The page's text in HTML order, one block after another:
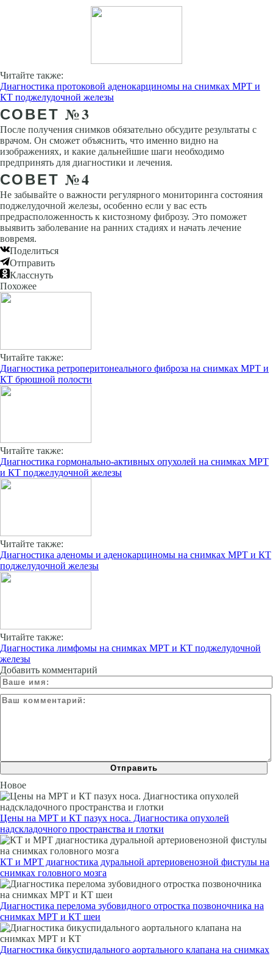
Читайте также:
Диагностика протоковой аденокарциномы на снимках МРТ и
КТ поджелудочной железы
СОВЕТ №3
После получения снимков обязательно обсудите результаты с
врачом. Он сможет объяснить, что именно видно на
изображениях, и какие дальнейшие шаги необходимо
предпринять для диагностики и лечения.
СОВЕТ №4
Не забывайте о важности регулярного мониторинга состояния
поджелудочной железы, особенно если у вас есть
предрасположенность к кистозному фиброзу. Это поможет
выявить заболевание на ранних стадиях и начать лечение
вовремя.
Поделиться
Отправить
Класснуть
Похожее
Читайте также:
Диагностика ретроперитонеального фиброза на снимках МРТ и
КТ брюшной полости
Читайте также:
Диагностика гормонально-активных опухолей на снимках МРТ
и КТ поджелудочной железы
Читайте также:
Диагностика аденомы и аденокарциномы на снимках МРТ и КТ
поджелудочной железы
Читайте также:
Диагностика лимфомы на снимках МРТ и КТ поджелудочной
железы
Добавить комментарий
Новое
Цены на МРТ и КТ пазух носа. Диагностика опухолей
надскладочного пространства и глотки
КТ и МРТ диагностика дуральной артериовенозной фистулы на
снимках головного мозга
Диагностика перелома зубовидного отростка позвоночника на
снимках МРТ и КТ шеи
Диагностика бикуспидального аортального клапана на снимках